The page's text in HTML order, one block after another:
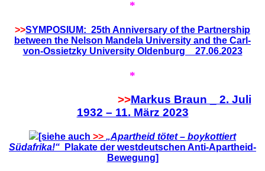
*
>>SYMPOSIUM: 25th Anniversary of the Partnership
between the Nelson Mandela University and the Carl-
von-Ossietzky University Oldenburg _ 27.06.2023
*
>>Markus Braun _ 2. Juli
1932 – 11. März 2023
[siehe auch >> „Apartheid tötet – boykottiert
Südafrika!“ Plakate der westdeutschen Anti-Apartheid-
Bewegung]